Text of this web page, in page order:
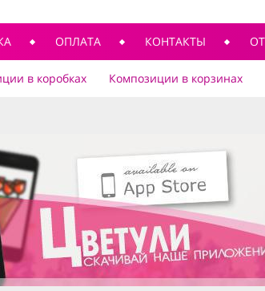
ОПЛАТА КОНТАКТЫ
в коробках Композиции в корзинах